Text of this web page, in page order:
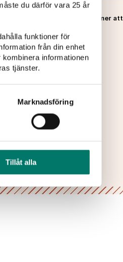
du därför vara 25 år
funktioner för
från din enhet
informationen
tjänster.
Marknadsföring
Tillåt alla
och godkänner att